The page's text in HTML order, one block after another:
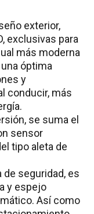
exterior,
exclusivas para
más moderna
óptima
y
conducir, más
se suma el
sensor
tipo aleta de
seguridad, es
y espejo
Así como